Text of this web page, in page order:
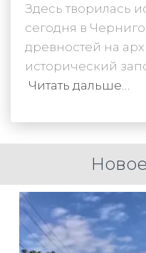
Здесь творилась
сегодня в
древностей на
исторический
Читать дальше…